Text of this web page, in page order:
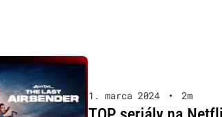
1. marca 2024 • 2m